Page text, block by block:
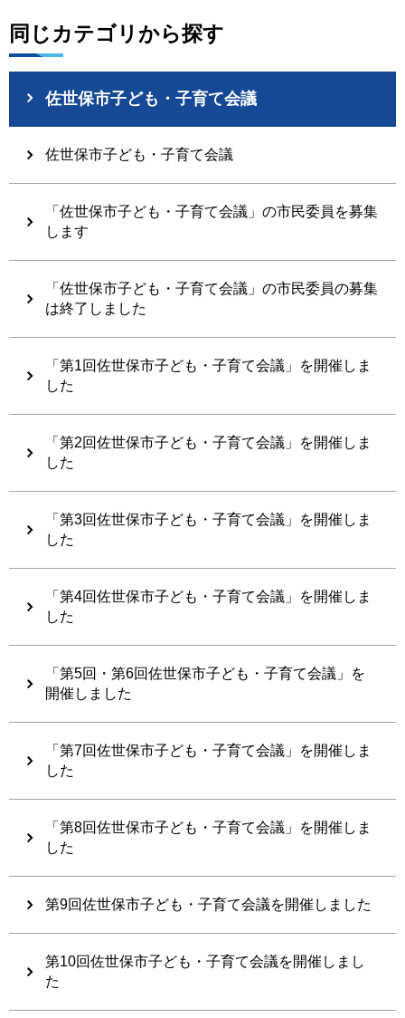
同じカテゴリから探す
佐世保市子ども・子育て会議
佐世保市子ども・子育て会議
「佐世保市子ども・子育て会議」の市民委員を募集
します
「佐世保市子ども・子育て会議」の市民委員の募集
は終了しました
「第1回佐世保市子ども・子育て会議」を開催しま
した
「第2回佐世保市子ども・子育て会議」を開催しま
した
「第3回佐世保市子ども・子育て会議」を開催しま
した
「第4回佐世保市子ども・子育て会議」を開催しま
した
「第5回・第6回佐世保市子ども・子育て会議」を
開催しました
「第7回佐世保市子ども・子育て会議」を開催しま
した
「第8回佐世保市子ども・子育て会議」を開催しま
した
第9回佐世保市子ども・子育て会議を開催しました
第10回佐世保市子ども・子育て会議を開催しまし
た